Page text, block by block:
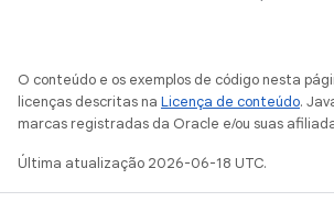
O conteúdo e os exemplos de código nesta
licenças descritas na Licença de conteúdo.
marcas registradas da Oracle e/ou suas
Última atualização 2026-06-18 UTC.